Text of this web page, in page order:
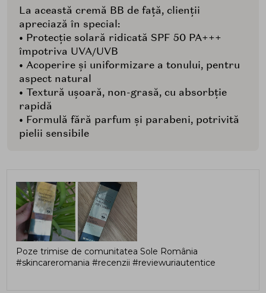
La această cremă BB de față, clienții
apreciază în special:
• Protecție solară ridicată SPF 50 PA+++
împotriva UVA/UVB
• Acoperire și uniformizare a tonului, pentru
aspect natural
• Textură ușoară, non-grasă, cu absorbție
rapidă
• Formulă fără parfum și parabeni, potrivită
pielii sensibile
Poze trimise de comunitatea Sole România
#skincareromania #recenzii #reviewuriautentice